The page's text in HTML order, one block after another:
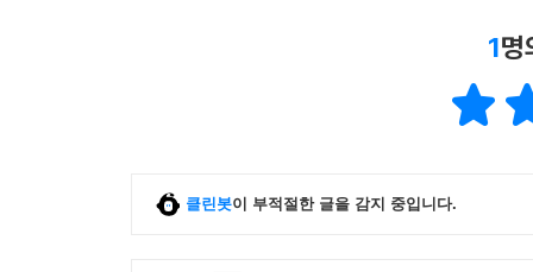
1명
클린봇이 부적절한 글을 감지 중입니다.